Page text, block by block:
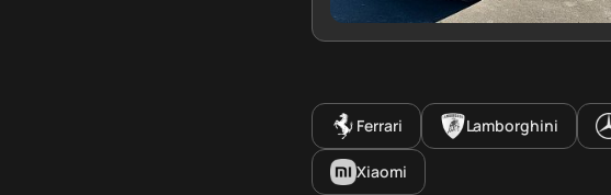
Ferrari Lamborghini
Xiaomi